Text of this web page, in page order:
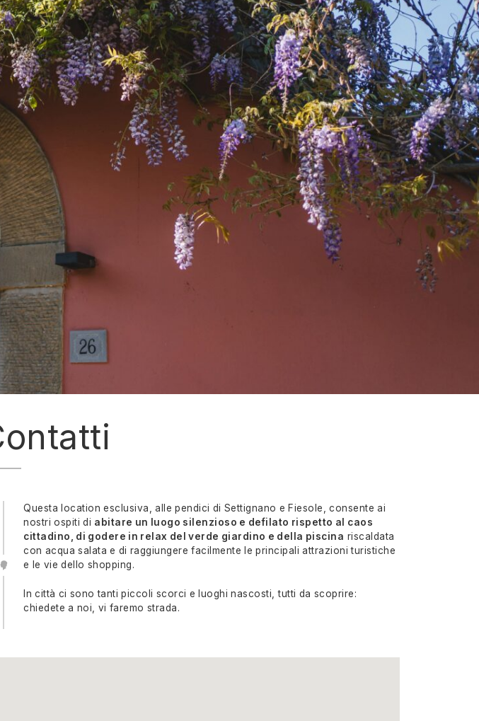
Questa location esclusiva, alle pendici di Settignano e Fiesole, consente ai
nostri ospiti di abitare un luogo silenzioso e defilato rispetto al caos
cittadino, di godere in relax del verde giardino e della piscina riscaldata
con acqua salata e di raggiungere facilmente le principali attrazioni turistiche
e le vie dello shopping.
In città ci sono tanti piccoli scorci e luoghi nascosti, tutti da scoprire:
chiedete a noi, vi faremo strada.